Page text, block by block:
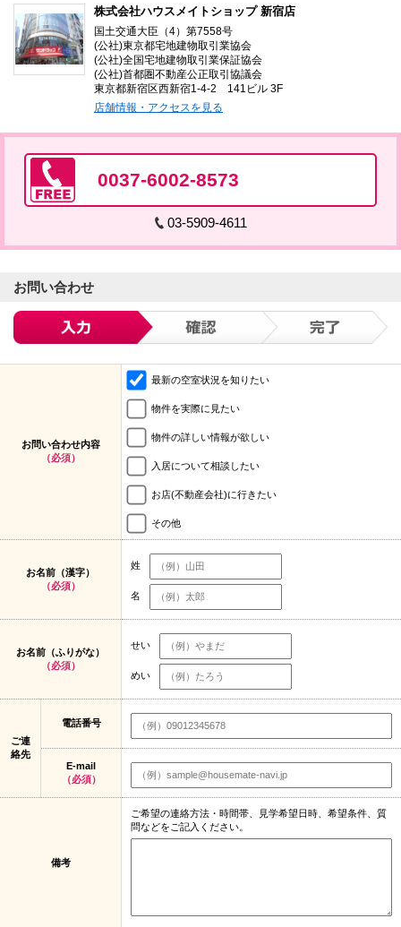
株式会社ハウスメイトショップ 新宿店
国土交通大臣（4）第7558号
(公社)東京都宅地建物取引業協会
(公社)全国宅地建物取引業保証協会
(公社)首都圏不動産公正取引協議会
東京都新宿区西新宿1-4-2 141ビル 3F
店舗情報・アクセスを見る
0037-6002-8573
03-5909-4611
お問い合わせ
お問い合わせ内容
（必須）
最新の空室状況を知りたい
物件を実際に見たい
物件の詳しい情報が欲しい
入居について相談したい
お店(不動産会社)に行きたい
その他
お名前（漢字）
（必須）
姓
名
お名前（ふりがな）
（必須）
せい
めい
ご連
絡先
電話番号
E-mail
（必須）
備考
ご希望の連絡方法・時間帯、見学希望日時、希望条件、質
問などをご記入ください。